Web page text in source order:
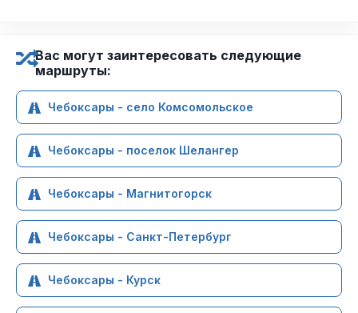
Вас могут заинтересовать следующие
маршруты:
Чебоксары - село Комсомольское
Чебоксары - поселок Шелангер
Чебоксары - Магнитогорск
Чебоксары - Санкт-Петербург
Чебоксары - Курск